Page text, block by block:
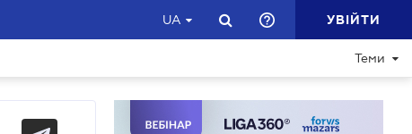
UA УВІЙТИ
Теми